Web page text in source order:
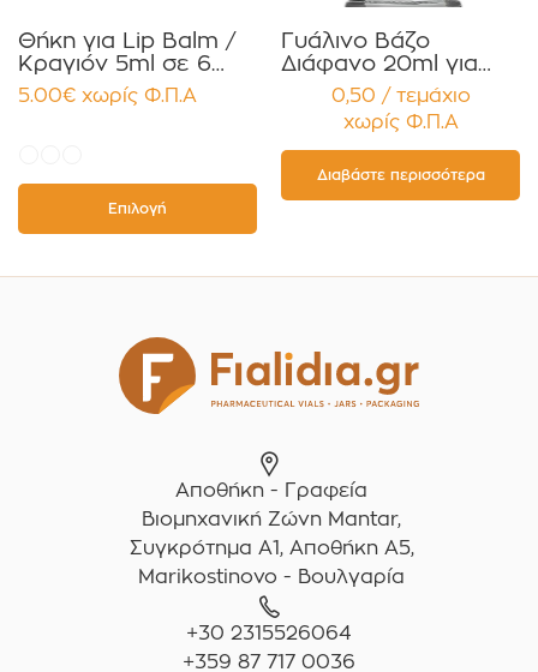
Θήκη για Lip Balm /
Κραγιόν 5ml σε 6
χρώματα Πακέτο
10τεμ.
5.00€ χωρίς Φ.Π.Α
Επιλογή
Γυάλινο Βάζο
Διάφανο 20ml για
Κρέμες και
Κηραλοιφές με
Μαύρο Γυαλιστερό
Καπάκι Παρέμβυσμα
Συσκευασία 12
τεμαχίων
0,50 / τεμάχιο
χωρίς Φ.Π.Α
Διαβάστε περισσότερα
Αποθήκη - Γραφεία
Βιομηχανική Ζώνη Mantar,
Συγκρότημα A1, Αποθήκη Α5,
Marikostinovo - Βουλγαρία
+30 2315526064
+359 87 717 0036